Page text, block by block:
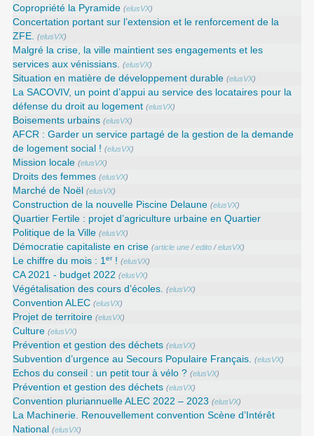
Copropriété la Pyramide (elusVX)
Concertation portant sur l’extension et le renforcement de la
ZFE. (elusVX)
Malgré la crise, la ville maintient ses engagements et les
services aux vénissians. (elusVX)
Situation en matière de développement durable (elusVX)
La SACOVIV, un point d’appui au service des locataires pour la
défense du droit au logement (elusVX)
Boisements urbains (elusVX)
AFCR : Garder un service partagé de la gestion de la demande
de logement social ! (elusVX)
Mission locale (elusVX)
Droits des femmes (elusVX)
Marché de Noël (elusVX)
Construction de la nouvelle Piscine Delaune (elusVX)
Quartier Fertile : projet d’agriculture urbaine en Quartier
Politique de la Ville (elusVX)
Démocratie capitaliste en crise (article une /edito /elusVX)
Le chiffre du mois : 1er! (elusVX)
CA 2021 - budget 2022 (elusVX)
Végétalisation des cours d’écoles. (elusVX)
Convention ALEC (elusVX)
Projet de territoire (elusVX)
Culture (elusVX)
Prévention et gestion des déchets (elusVX)
Subvention d’urgence au Secours Populaire Français. (elusVX)
Echos du conseil : un petit tour à vélo ? (elusVX)
Prévention et gestion des déchets (elusVX)
Convention pluriannuelle ALEC 2022 – 2023 (elusVX)
La Machinerie. Renouvellement convention Scène d’Intérêt
National
(elusVX)